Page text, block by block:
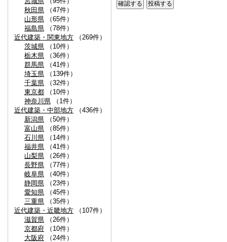
秋田県 （47件）
山形県 （65件）
福島県 （78件）
近代建築・関東地方 （269件）
茨城県 （10件）
栃木県 （36件）
群馬県 （41件）
埼玉県 （139件）
千葉県 （32件）
東京都 （10件）
神奈川県 （1件）
近代建築・中部地方 （436件）
新潟県 （50件）
富山県 （85件）
石川県 （14件）
福井県 （41件）
山梨県 （26件）
長野県 （77件）
岐阜県 （40件）
静岡県 （23件）
愛知県 （45件）
三重県 （35件）
近代建築・近畿地方 （107件）
滋賀県 （26件）
京都府 （10件）
大阪府 （24件）